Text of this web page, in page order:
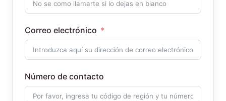
Correo electrónico
Número de contacto